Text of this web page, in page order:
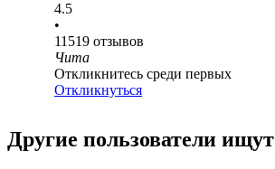
4.5
•
11519 отзывов
Чита
Откликнитесь среди первых
Откликнуться
Другие пользователи ищут